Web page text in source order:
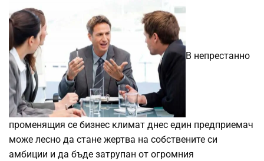
В непрестанно
променящия се бизнес климат днес един предприемач
може лесно да стане жертва на собствените си
амбиции и да бъде затрупан от огромния